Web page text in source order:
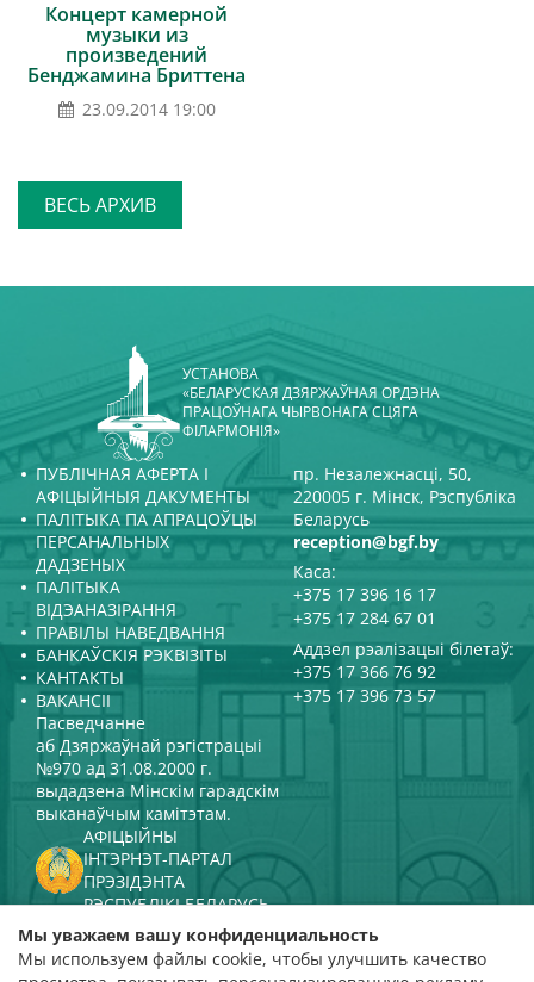
Концерт камерной
музыки из
произведений
Бенджамина Бриттена
23.09.2014 19:00
ВЕСЬ АРХИВ
УСТАНОВА
«БЕЛАРУСКАЯ ДЗЯРЖАЎНАЯ ОРДЭНА
ПРАЦОЎНАГА ЧЫРВОНАГА СЦЯГА
ФІЛАРМОНІЯ»
ПУБЛІЧНАЯ АФЕРТА І
АФІЦЫЙНЫЯ ДАКУМЕНТЫ
ПАЛІТЫКА ПА АПРАЦОЎЦЫ
ПЕРСАНАЛЬНЫХ
ДАДЗЕНЫХ
ПАЛІТЫКА
ВІДЭАНАЗІРАННЯ
ПРАВІЛЫ НАВЕДВАННЯ
БАНКАЎСКІЯ РЭКВІЗІТЫ
КАНТАКТЫ
ВАКАНСІІ
пр. Незалежнасці, 50,
220005 г. Мінск, Рэспубліка
Беларусь
reception@bgf.by
Каса:
+375 17 396 16 17
+375 17 284 67 01
Аддзел рэалізацыі білетаў:
+375 17 366 76 92
+375 17 396 73 57
Пасведчанне
аб Дзяржаўнай рэгістрацыі
№970 ад 31.08.2000 г.
выдадзена Мінскім гарадскім
выканаўчым камітэтам.
АФІЦЫЙНЫ
ІНТЭРНЭТ-ПАРТАЛ
ПРЭЗІДЭНТА
РЭСПУБЛІКІ БЕЛАРУСЬ
МІНІСТЭРСТВА КУЛЬТУРЫ
РЭСПУБЛІКІ БЕЛАРУСЬ
ПАРТАЛ
Мы уважаем вашу конфиденциальность
Мы используем файлы cookie, чтобы улучшить качество